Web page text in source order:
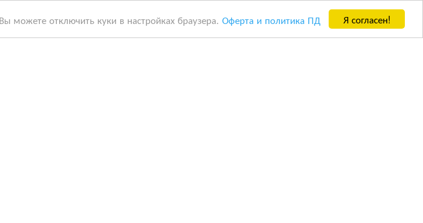
Я согласен!
можете отключить куки в настройках браузера. Оферта и политика ПД